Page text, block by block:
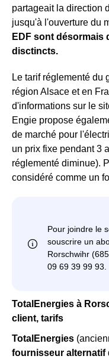
partageait la direction
jusqu'à l'ouverture du
EDF sont désormais
disctincts.
Le tarif réglementé du
région Alsace et en
d'informations sur le
Engie propose
de marché pour
un prix fixe pendant 3
réglementé diminue).
considéré comme un
TotalEnergies à
client, tarifs
TotalEnergies
fournisseur alternatif